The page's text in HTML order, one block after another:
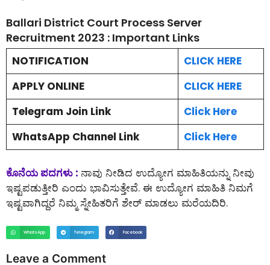
Ballari District Court Process Server
Recruitment 2023 : Important Links
NOTIFICATION
CLICK HERE
APPLY ONLINE
CLICK HERE
Telegram Join Link
Click Here
WhatsApp Channel Link
Click Here
ಕೊನೆಯ ಪದಗಳು : ನಾವು ನೀಡಿದ ಉದ್ಯೋಗ ಮಾಹಿತಿಯನ್ನು ನೀವು
ಇಷ್ಟಪಡುತ್ತೀರಿ ಎಂದು ಭಾವಿಸುತ್ತೇವೆ. ಈ ಉದ್ಯೋಗ ಮಾಹಿತಿ ನಿಮಗೆ
ಇಷ್ಟವಾಗಿದ್ದರೆ ನಿಮ್ಮ ಸ್ನೇಹಿತರಿಗೆ ಶೇರ್ ಮಾಡಲು ಮರೆಯದಿರಿ.
WhatsApp Telegram Facebook
Leave a Comment